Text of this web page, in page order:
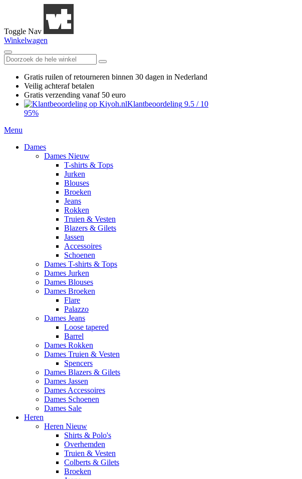
Toggle Nav
Winkelwagen
Gratis ruilen of retourneren binnen 30 dagen in Nederland
Veilig achteraf betalen
Gratis verzending vanaf 50 euro
Klantbeoordeling 9.5 / 10
95%
Menu
Dames
Dames Nieuw
T-shirts & Tops
Jurken
Blouses
Broeken
Jeans
Rokken
Truien & Vesten
Blazers & Gilets
Jassen
Accessoires
Schoenen
Dames T-shirts & Tops
Dames Jurken
Dames Blouses
Dames Broeken
Flare
Palazzo
Dames Jeans
Loose tapered
Barrel
Dames Rokken
Dames Truien & Vesten
Spencers
Dames Blazers & Gilets
Dames Jassen
Dames Accessoires
Dames Schoenen
Dames Sale
Heren
Heren Nieuw
Shirts & Polo's
Overhemden
Truien & Vesten
Colberts & Gilets
Broeken